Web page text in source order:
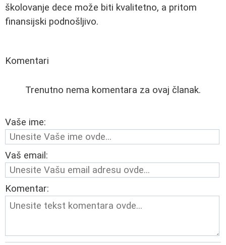
školovanje dece može biti kvalitetno, a pritom
finansijski podnošljivo.
Komentari
Trenutno nema komentara za ovaj članak.
Vaše ime:
Vaš email:
Komentar: